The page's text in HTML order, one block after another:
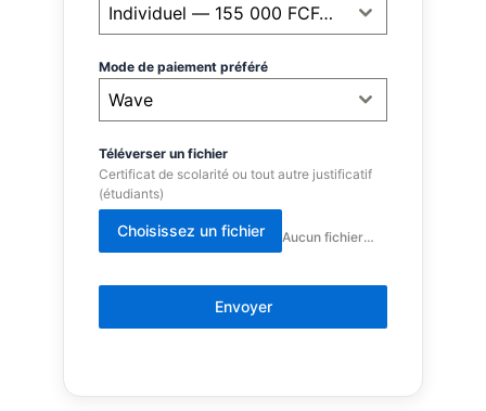
Individuel — 155 000 FCFA (275 USD)
Mode de paiement préféré
Wave
Téléverser un fichier
Certificat de scolarité ou tout autre justificatif
(étudiants)
Choisissez un fichier Aucun fichier sélectionné
Envoyer